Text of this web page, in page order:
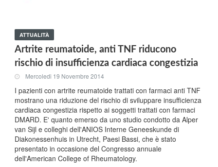
ATTUALITÀ
Artrite reumatoide, anti TNF riducono
rischio di insufficienza cardiaca congestizia
Mercoledi 19 Novembre 2014
I pazienti con artrite reumatoide trattati con farmaci anti TNF
mostrano una riduzione del rischio di sviluppare insufficienza
cardiaca congestizia rispetto ai soggetti trattati con farmaci
DMARD. E' quanto emerso da uno studio condotto da Alper
van Sijl e colleghi dell'ANIOS Interne Geneeskunde di
Diakonessenhuis in Utrecht, Paesi Bassi, che è stato
presentato in occasione del Congresso annuale
dell'American College of Rheumatology.